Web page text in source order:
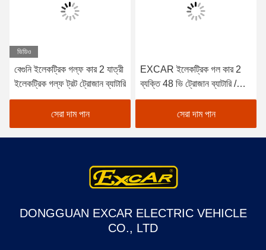
ভিডিও
বেগুনি ইলেকট্রিক গল্ফ কার 2 যাত্রী
ইলেকট্রিক গল্ফ ট্রট ট্রোজান ব্যাটারি
সেরা দাম পান
EXCAR ইলেকট্রিক গল কার 2
ব্যক্তি 48 ভি ট্রোজান ব্যাটারি /
কার্টিস কন্ট্রোলার
সেরা দাম পান
DONGGUAN EXCAR ELECTRIC VEHICLE
CO., LTD